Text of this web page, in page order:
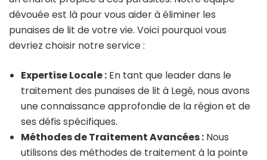
dévouée est là pour vous aider à éliminer les
punaises de lit de votre vie. Voici pourquoi vous
devriez choisir notre service :
Expertise Locale : En tant que leader dans le
traitement des punaises de lit à Legé, nous avons
une connaissance approfondie de la région et de
ses défis spécifiques.
Méthodes de Traitement Avancées : Nous
utilisons des méthodes de traitement à la pointe